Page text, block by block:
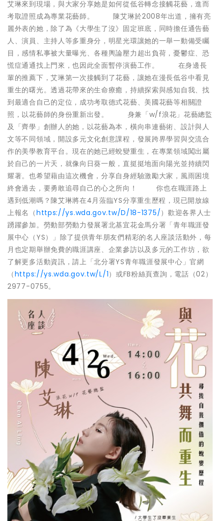
艾琳來到現場，與大家分享她是如何從低谷轉念接觸花藝，進而
考取證照成為專業花藝師。 陳艾琳於2008年出道，擁有亮
麗外表的她，除了為《大學生了沒》固定班底，同時擔任通告藝
人、演員、主持人等多重身分，明星光環讓她的一舉一動備受矚
目，感情私事被大量曝光、各種輿論壓力超出負荷，憂鬱症、恐
慌症通通找上門來，也因此全面暫停演藝工作。 在身邊長
輩的推薦下，艾琳第一次接觸到了花藝，讓她在漫長低谷中看見
重生的曙光。透過花帶來的生命療癒，持續探索與感知自我、找
到最適合自己的定位，成功考取德式花藝、美國花藝等相關證
照，以花藝師的身份重新出發。 身兼「w/f浪花」花藝總監
及「齊學」創辦人的她，以花藝為本，橫向串連藝術、設計與人
文等不同領域，開設多元文化創意課程，發展跨界學習與交流合
作的美學教育平台。現在的她已經蛻變重生，在專業領域闖出屬
於自己的一片天，就像向日葵一般，直挺挺地面向陽光並持續閃
耀著。也希望藉由這次機會，分享自身經驗激勵大家，風雨困境
終會過去，要勇敢追尋自己的心之所向！ 你也在職涯路上
遇到低潮嗎？陳艾琳將在4月蒞臨YS分享重生歷程，現已開放線
上報名（https://ys.wda.gov.tw/D/18-1375/）歡迎各界人士
踴躍參加。勞動部勞動力發展署北基宜花金馬分署「青年職涯發
展中心（YS）」除了提供青年朋友們精彩的名人座談活動外，每
月也定期舉辦免費的職涯講座、企業參訪以及多元的工作坊，欲
了解更多活動資訊，請上「北分署YS青年職涯發展中心」官網
（https://ys.wda.gov.tw/L/1）或FB粉絲頁查詢，電話（02）
2977-0755。